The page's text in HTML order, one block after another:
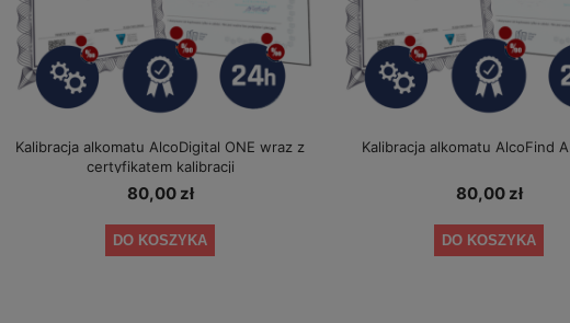
Alkomat bez ustnika AlcoDigital ONE 2 lata
gwarancji + okresowe kalibracje gratis
Alkomat AlcoFind Elite + kalibracje
Kalibracja alkomatu AlcoDigital ONE wraz z
certyfikatem kalibracji
80,00 zł
DO KOSZYKA
Kalibracja alkomatu AlcoFind
80,00 zł
DO KOSZYKA